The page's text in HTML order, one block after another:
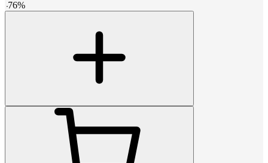
-76%